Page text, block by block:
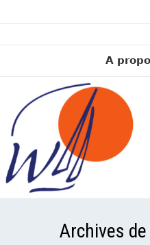
A
Archives